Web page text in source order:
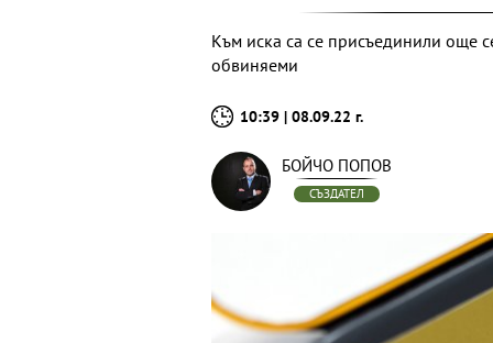
Към иска са се присъединили още
обвиняеми
10:39 | 08.09.22 г.
БОЙЧО ПОПОВ
СЪЗДАТЕЛ